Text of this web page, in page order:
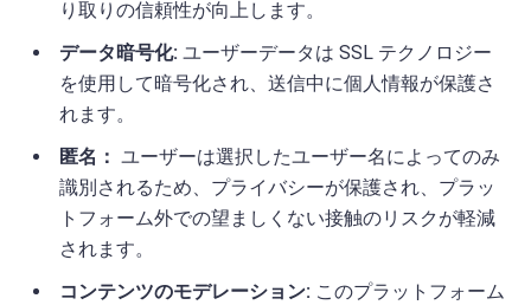
り取りの信頼性が向上します。
データ暗号化: ユーザーデータは SSL テクノロジー
を使用して暗号化され、送信中に個人情報が保護さ
れます。
匿名： ユーザーは選択したユーザー名によってのみ
識別されるため、プライバシーが保護され、プラッ
トフォーム外での望ましくない接触のリスクが軽減
されます。
コンテンツのモデレーション: このプラットフォーム